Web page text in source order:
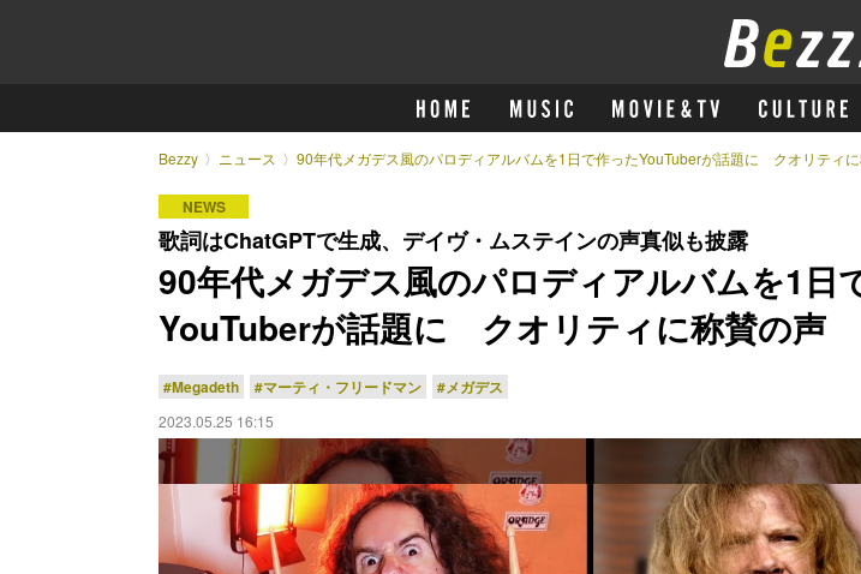
Bezzy ニュース 90年代メガデス風のパロディアルバムを1日で作ったYouTuberが話題に クオリティ
NEWS
歌詞はChatGPTで生成、デイヴ・ムステインの声真似も披露
90年代メガデス風のパロディアルバムを1日
YouTuberが話題に クオリティに称賛の声
#Megadeth #マーティ・フリードマン #メガデス
2023.05.25 16:15